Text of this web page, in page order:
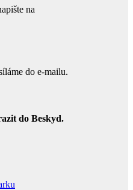
na
do e-mailu.
do Beskyd.